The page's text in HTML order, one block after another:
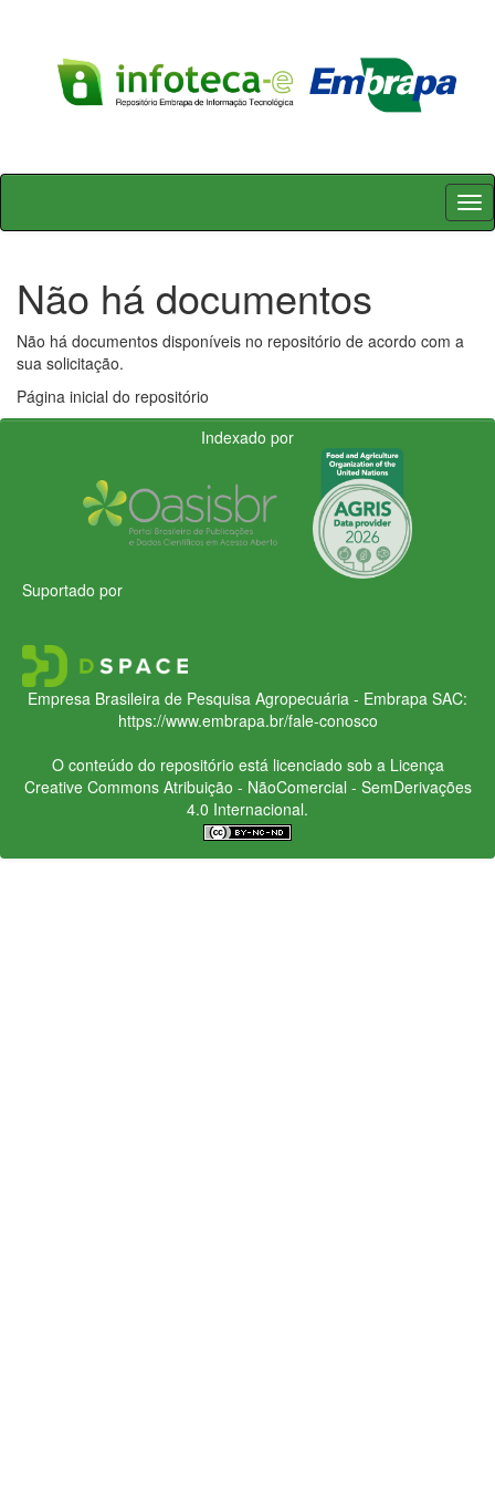
Skip
Não há documentos
Não há documentos disponíveis no repositório de acordo com a
sua solicitação.
Página inicial do repositório
Indexado por
Suportado por
Empresa Brasileira de Pesquisa Agropecuária - Embrapa SAC:
https://www.embrapa.br/fale-conosco
O conteúdo do repositório está licenciado sob a Licença
Creative CommonsAtribuição - NãoComercial - SemDerivações
4.0 Internacional.